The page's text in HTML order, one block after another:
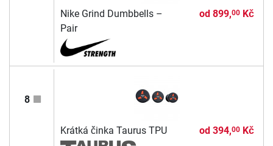
Nike Grind Dumbbells –
Pair
od 899,00Kč
8
Krátká činka Taurus TPU od 394,00Kč